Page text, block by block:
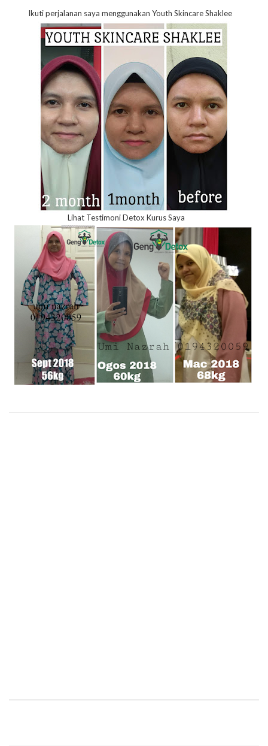
Ikuti perjalanan saya menggunakan Youth Skincare Shaklee
Lihat Testimoni Detox Kurus Saya